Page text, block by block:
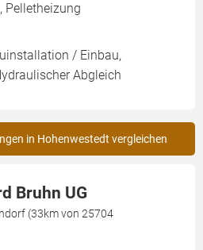
Pelletheizung
/ Einbau,
Abgleich
in Hohenwestedt vergleichen
Bruhn UG
(33km von 25704